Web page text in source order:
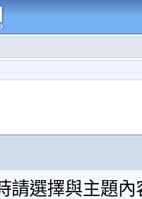
請選擇與主題